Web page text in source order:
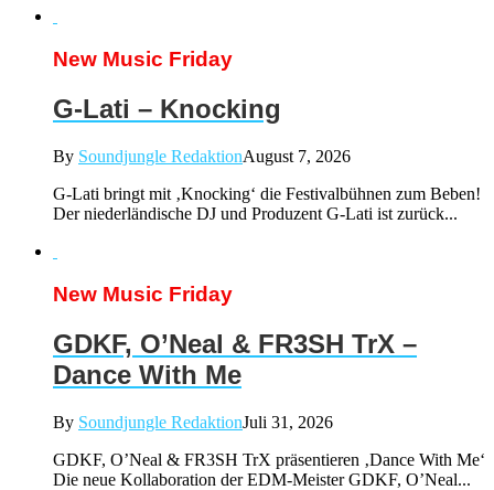
New Music Friday
G-Lati – Knocking
By Soundjungle RedaktionAugust 7, 2026
G-Lati bringt mit ‚Knocking‘ die Festivalbühnen zum Beben!
Der niederländische DJ und Produzent G-Lati ist zurück...
New Music Friday
GDKF, O’Neal & FR3SH TrX –
Dance With Me
By Soundjungle RedaktionJuli 31, 2026
GDKF, O’Neal & FR3SH TrX präsentieren ‚Dance With Me‘
Die neue Kollaboration der EDM-Meister GDKF, O’Neal...